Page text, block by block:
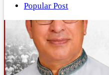
Popular Post